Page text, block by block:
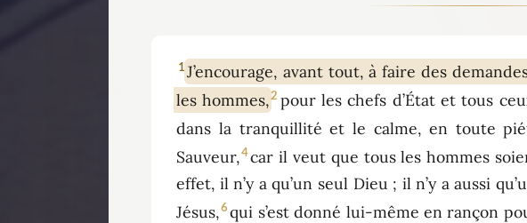
1J’encourage, avant tout, à faire des
les hommes,2 pour les chefs d’État et tous
dans la tranquillité et le calme, en toute
Sauveur,4car il veut que tous les hommes
effet, il n’y a qu’un seul Dieu ; il n’y a aussi
Jésus,6 qui s’est donné lui-même en rançon